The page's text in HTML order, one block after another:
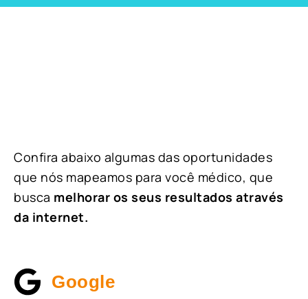
Confira abaixo algumas das oportunidades
que nós mapeamos para você médico, que
busca melhorar os seus resultados através
da internet.
Google